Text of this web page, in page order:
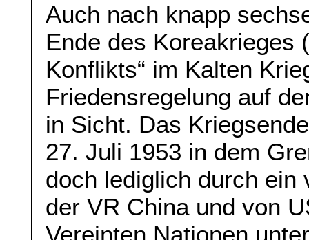
Auch nach knapp
Ende des Koreakrieges
Konflikts“ im Kalten
Friedensregelung auf
in Sicht. Das
27. Juli 1953 in dem
doch lediglich durch ein
der VR China und von
Vereinten Nationen